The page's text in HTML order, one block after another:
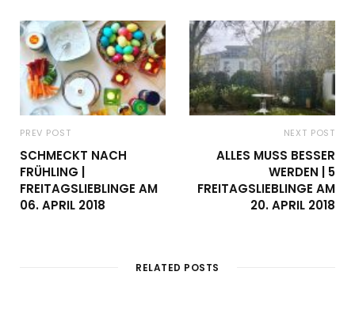
PREV POST
SCHMECKT NACH
FRÜHLING |
FREITAGSLIEBLINGE AM
06. APRIL 2018
NEXT POST
ALLES MUSS BESSER
WERDEN | 5
FREITAGSLIEBLINGE AM
20. APRIL 2018
RELATED POSTS